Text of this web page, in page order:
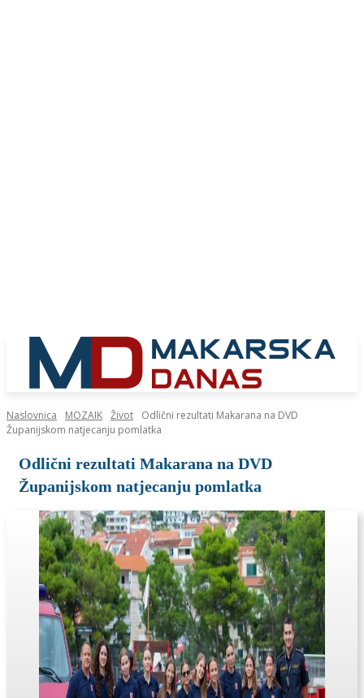
Naslovnica MOZAIK Život
Odlični rezultati Makarana na DVD
Županijskom natjecanju pomlatka
Odlični rezultati Makarana na DVD
Županijskom natjecanju pomlatka